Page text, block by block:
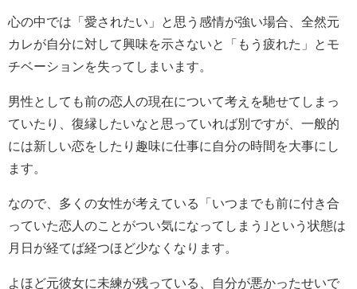
心の中では「愛されたい」と思う感情が強い場合、全然元
カレが自分に対して興味を示さないと「もう疲れた」とモ
チベーションを失ってしまいます。
男性としても前の恋人の現在について考えを馳せてしまっ
ていたり、復縁したいなと思っていれば別ですが、一般的
には新しい恋をしたり趣味に仕事に自分の時間を大事にし
ます。
なので、多くの女性が考えている「いつまでも前に付き合
っていた恋人のことがつい気になってしまう｣という状態は
月日が経てば経つほど少なくなります。
よほど元彼女に未練が残っている、自分が悪かったせいで